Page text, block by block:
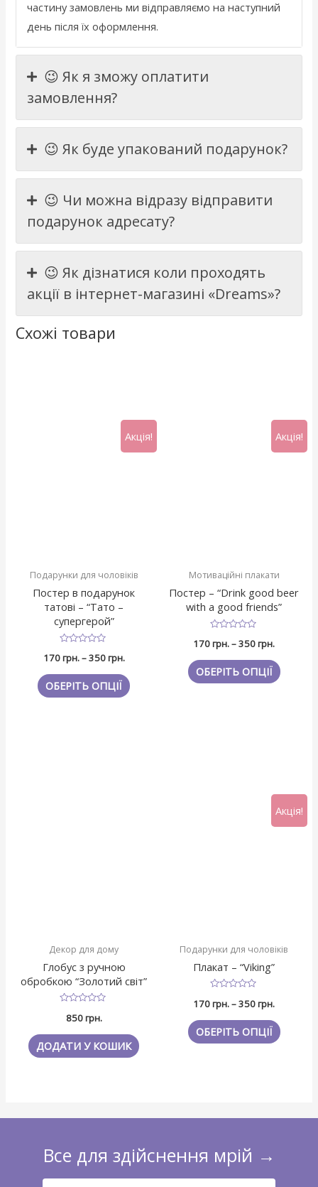
частину замовлень ми відправляємо на наступний
день після їх оформлення.
😉 Як я зможу оплатити
замовлення?
😉 Як буде упакований подарунок?
😉 Чи можна відразу відправити
подарунок адресату?
😉 Як дізнатися коли проходять
акції в інтернет-магазині «Dreams»?
Схожі товари
Акція!
Подарунки для чоловіків
Постер в подарунок
татові – “Тато –
супергерой”
в
з
5
170грн.–350грн.
ОБЕРІТЬ ОПЦІЇ
Акція!
Мотиваційні плакати
Постер – “Drink good beer
with a good friends”
в
з
5
170грн.–350грн.
ОБЕРІТЬ ОПЦІЇ
Декор для дому
Глобус з ручною
обробкою “Золотий світ”
з
5
850грн.
ДОДАТИ У КОШИК
Акція!
Подарунки для чоловіків
Плакат – “Viking”
в
з
5
170грн.–350грн.
ОБЕРІТЬ ОПЦІЇ
Все для здійснення мрій →